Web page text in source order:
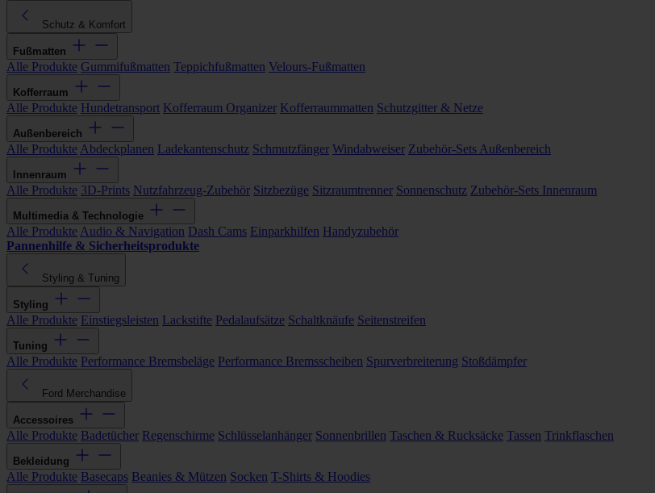
Schutz & Komfort
Fußmatten
Alle Produkte Gummifußmatten Teppichfußmatten Velours-Fußmatten
Kofferraum
Alle Produkte Hundetransport Kofferraum Organizer Kofferraummatten Schutzgitter & Netze
Außenbereich
Alle Produkte Abdeckplanen Ladekantenschutz Schmutzfänger Windabweiser Zubehör-Sets Außenbereich
Innenraum
Alle Produkte 3D-Prints Nutzfahrzeug-Zubehör Sitzbezüge Sitzraumtrenner Sonnenschutz Zubehör-Sets Innenraum
Multimedia & Technologie
Alle Produkte Audio & Navigation Dash Cams Einparkhilfen Handyzubehör
Pannenhilfe & Sicherheitsprodukte
Styling & Tuning
Styling
Alle Produkte Einstiegsleisten Lackstifte Pedalaufsätze Schaltknäufe Seitenstreifen
Tuning
Alle Produkte Performance Bremsbeläge Performance Bremsscheiben Spurverbreiterung Stoßdämpfer
Ford Merchandise
Accessoires
Alle Produkte Badetücher Regenschirme Schlüsselanhänger Sonnenbrillen Taschen & Rucksäcke Tassen Trinkflaschen
Bekleidung
Alle Produkte Basecaps Beanies & Mützen Socken T-Shirts & Hoodies